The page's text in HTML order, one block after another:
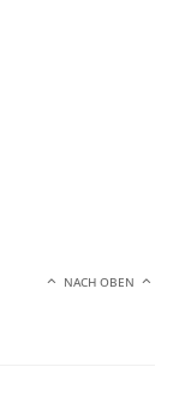
NACH OBEN